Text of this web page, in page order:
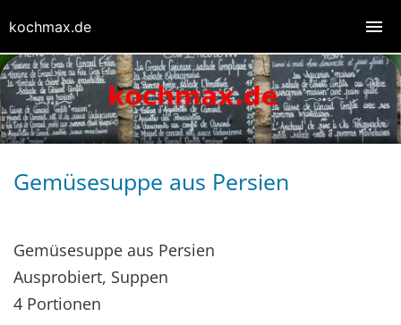
Gemüsesuppe aus Persien
Gemüsesuppe aus Persien
Ausprobiert, Suppen
4 Portionen
kochmax.de